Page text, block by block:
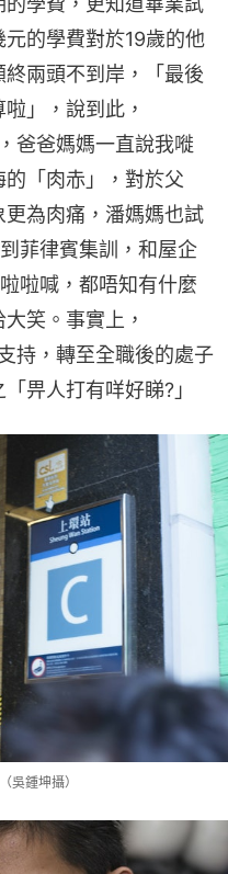
的學費對於19歲的他
兩頭不到岸，「最後
」，說到此，
爸爸媽媽一直說我嘥
「肉赤」，對於父
為肉痛，潘媽媽也試
菲律賓集訓，和屋企
啦喊，都唔知有什麼
笑。事實上，
持，轉至全職後的處子
畀人打有咩好睇?」
吳鍾坤攝）